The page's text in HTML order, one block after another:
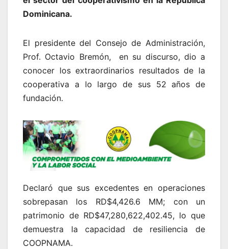
Dominicana.
El presidente del Consejo de Administración,
Prof. Octavio Bremón, en su discurso, dio a
conocer los extraordinarios resultados de la
cooperativa a lo largo de sus 52 años de
fundación.
Declaró que sus excedentes en operaciones
sobrepasan los RD$4,426.6 MM; con un
patrimonio de RD$47,280,622,402.45, lo que
demuestra la capacidad de resiliencia de
COOPNAMA.